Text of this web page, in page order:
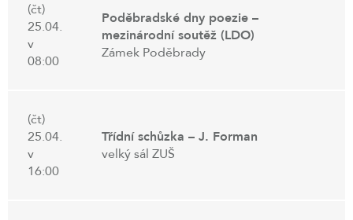
(čt)
25.04.
v
08:00
Poděbradské dny poezie –
mezinárodní soutěž (LDO)
Zámek Poděbrady
(čt)
25.04.
v
16:00
Třídní schůzka – J. Forman
velký sál ZUŠ